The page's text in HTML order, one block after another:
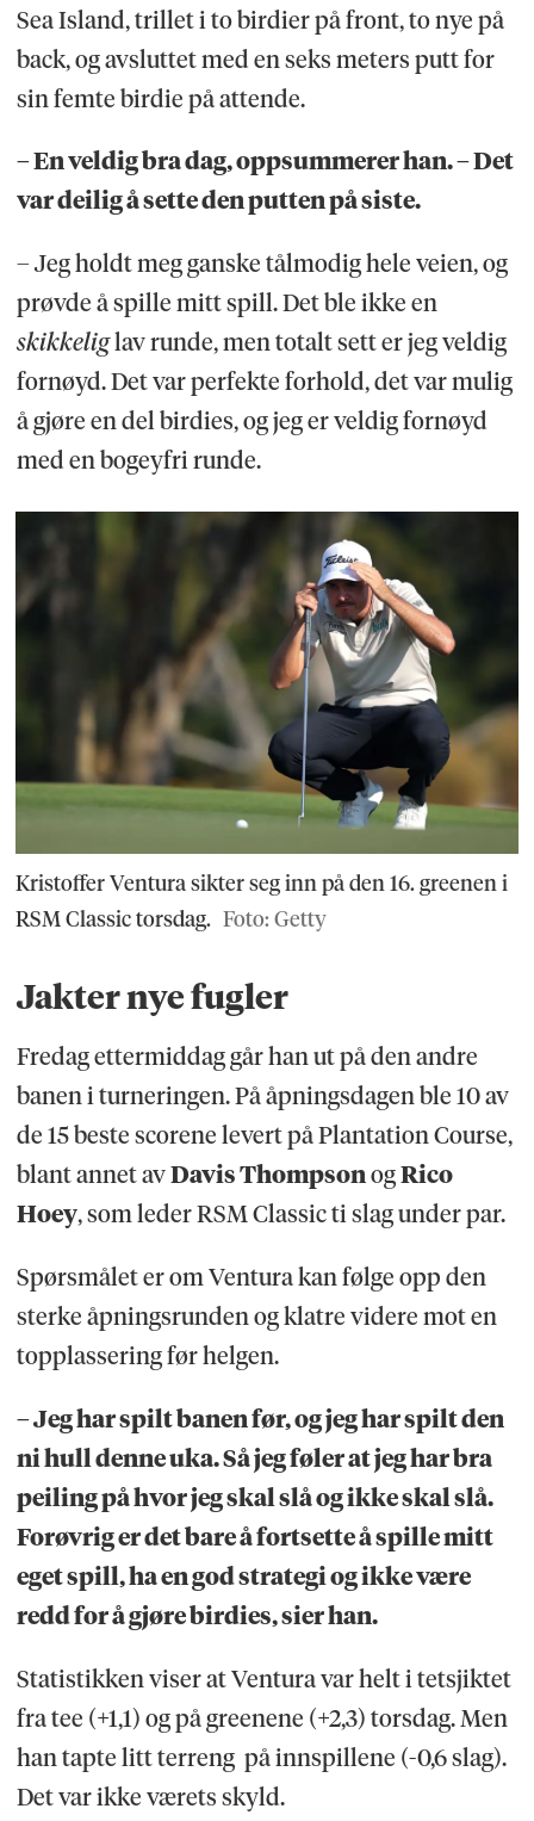
Sea Island, trillet i to birdier på front, to nye på
back, og avsluttet med en seks meters putt for
sin femte birdie på attende.
– En veldig bra dag, oppsummerer han. – Det
var deilig å sette den putten på siste.
– Jeg holdt meg ganske tålmodig hele veien, og
prøvde å spille mitt spill. Det ble ikke en
skikkeliglav runde, men totalt sett er jeg veldig
fornøyd. Det var perfekte forhold, det var mulig
å gjøre en del birdies, og jeg er veldig fornøyd
med en bogeyfri runde.
Kristoffer Ventura sikter seg inn på den 16. greenen i
RSM Classic torsdag. Foto: Getty
Jakter nye fugler
Fredag ettermiddag går han ut på den andre
banen i turneringen. På åpningsdagen ble 10 av
de 15 beste scorene levert på Plantation Course,
blant annet avDavis Thompson ogRico
Hoey, som leder RSM Classic ti slag under par.
Spørsmålet er om Ventura kan følge opp den
sterke åpningsrunden og klatre videre mot en
topplassering før helgen.
– Jeg har spilt banen før, og jeg har spilt den
ni hull denne uka. Så jeg føler at jeg har bra
peiling på hvor jeg skal slå og ikke skal slå.
Forøvrig er det bare å fortsette å spille mitt
eget spill, ha en god strategi og ikke være
redd for å gjøre birdies, sier han.
Statistikken viser at Ventura var helt i tetsjiktet
fra tee (+1,1) og på greenene (+2,3) torsdag. Men
han tapte litt terreng på innspillene (-0,6 slag).
Det var ikke værets skyld.